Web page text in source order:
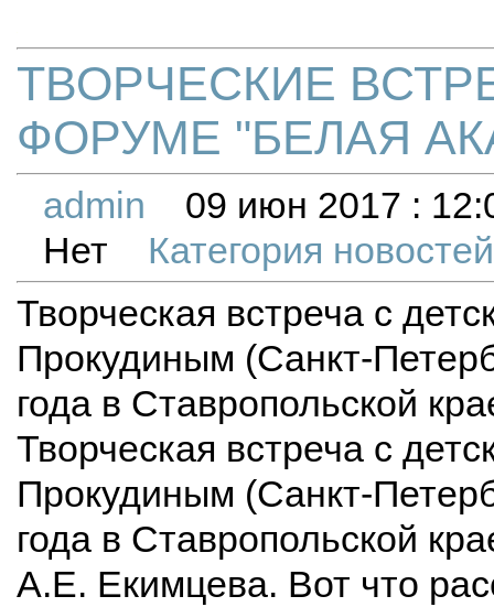
ТВОРЧЕСКИЕ
ФОРУМЕ "БЕЛАЯ
admin
09 июн 2017 :
Нет
Категория
Творческая встреча с
Прокудиным (Санкт-
года в Ставропольской
Творческая встреча с
Прокудиным (Санкт-
года в Ставропольской
А.Е. Екимцева. Вот что